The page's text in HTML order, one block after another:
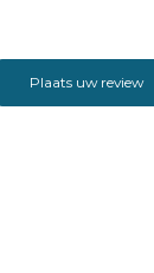
Plaats uw review